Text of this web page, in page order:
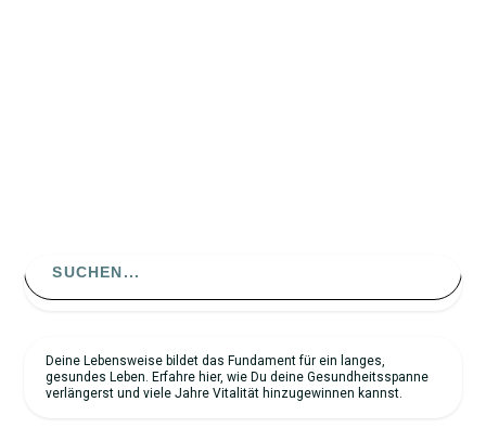
Deine Lebensweise bildet das Fundament für ein langes,
gesundes Leben. Erfahre hier, wie Du deine Gesundheitsspanne
verlängerst und viele Jahre Vitalität hinzugewinnen kannst.